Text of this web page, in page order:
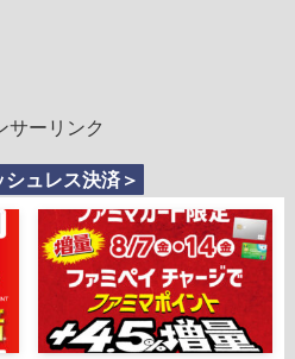
サーリンク
ュレス決済＞